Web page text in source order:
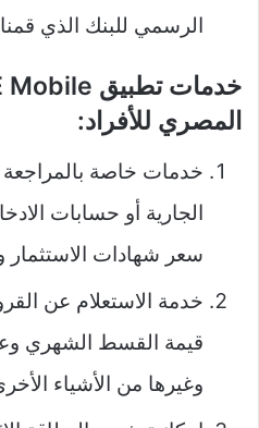
الرسمي للبنك الذي
المصري للأفراد:
خدمات خاصة بالمراجعة
الجارية أو حسابات
سعر شهادات الاستثمار
خدمة الاستعلام عن
قيمة القسط الشهري
وغيرها من الأشياء